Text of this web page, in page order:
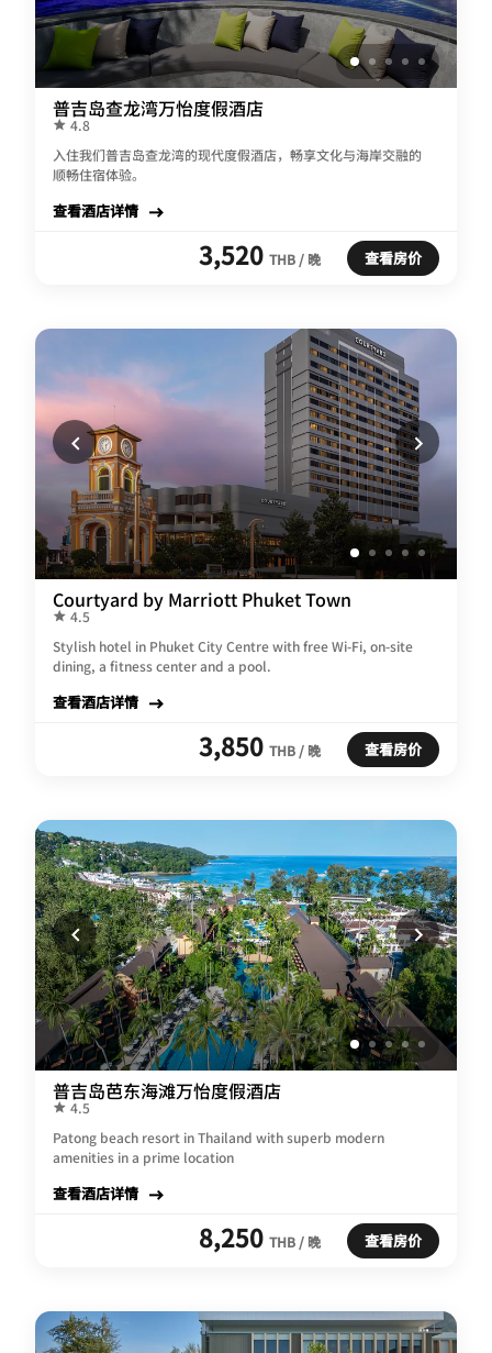
普吉岛查龙湾万怡度假酒店
4.8
入住我们普吉岛查龙湾的现代度假酒店，畅享文化与海岸交融的
顺畅住宿体验。
查看酒店详情
3,520 THB / 晚 查看房价
Courtyard by Marriott Phuket Town
4.5
Stylish hotel in Phuket City Centre with free Wi-Fi, on-site
dining, a fitness center and a pool.
查看酒店详情
3,850 THB / 晚 查看房价
普吉岛芭东海滩万怡度假酒店
4.5
Patong beach resort in Thailand with superb modern
amenities in a prime location
查看酒店详情
8,250 THB / 晚 查看房价